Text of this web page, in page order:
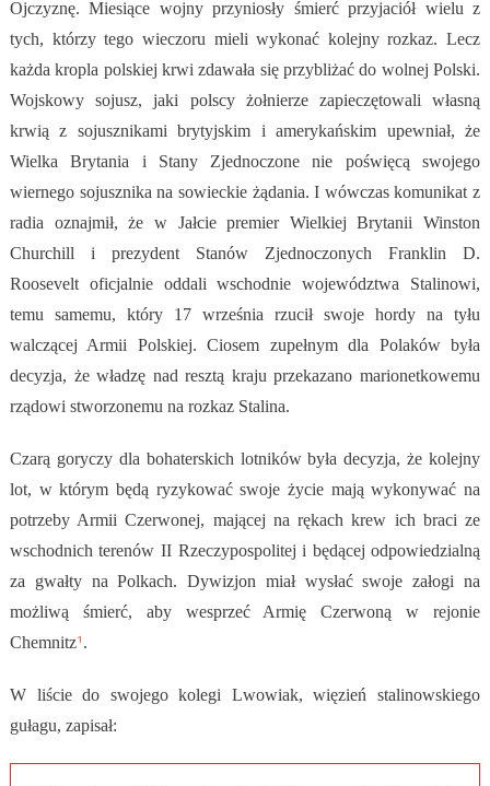
Ojczyznę. Miesiące wojny przyniosły śmierć przyjaciół wielu z
tych, którzy tego wieczoru mieli wykonać kolejny rozkaz. Lecz
każda kropla polskiej krwi zdawała się przybliżać do wolnej Polski.
Wojskowy sojusz, jaki polscy żołnierze zapieczętowali własną
krwią z sojusznikami brytyjskim i amerykańskim upewniał, że
Wielka Brytania i Stany Zjednoczone nie poświęcą swojego
wiernego sojusznika na sowieckie żądania. I wówczas komunikat z
radia oznajmił, że w Jałcie premier Wielkiej Brytanii Winston
Churchill i prezydent Stanów Zjednoczonych Franklin D.
Roosevelt oficjalnie oddali wschodnie województwa Stalinowi,
temu samemu, który 17 września rzucił swoje hordy na tyłu
walczącej Armii Polskiej. Ciosem zupełnym dla Polaków była
decyzja, że władzę nad resztą kraju przekazano marionetkowemu
rządowi stworzonemu na rozkaz Stalina.
Czarą goryczy dla bohaterskich lotników była decyzja, że kolejny
lot, w którym będą ryzykować swoje życie mają wykonywać na
potrzeby Armii Czerwonej, mającej na rękach krew ich braci ze
wschodnich terenów II Rzeczypospolitej i będącej odpowiedzialną
za gwałty na Polkach. Dywizjon miał wysłać swoje załogi na
możliwą śmierć, aby wesprzeć Armię Czerwoną w rejonie
Chemnitz1.
W liście do swojego kolegi Lwowiak, więzień stalinowskiego
gułagu, zapisał: